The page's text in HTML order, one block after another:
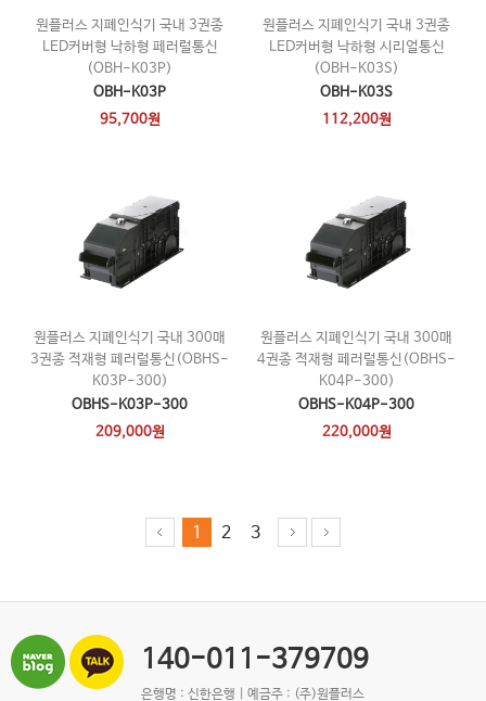
원플러스 지폐인식기 국내 3권종
LED커버형 낙하형 페러럴통신
(OBH-K03P)
OBH-K03P
95,700원
원플러스 지폐인식기 국내 3권종
LED커버형 낙하형 시리얼통신
(OBH-K03S)
OBH-K03S
112,200원
원플러스 지폐인식기 국내 300매
3권종 적재형 페러럴통신(OBHS-
K03P-300)
OBHS-K03P-300
209,000원
원플러스 지폐인식기 국내 300매
4권종 적재형 페러럴통신(OBHS-
K04P-300)
OBHS-K04P-300
220,000원
1 2 3
140-011-379709
은행명 : 신한은행 | 예금주 : (주)원플러스